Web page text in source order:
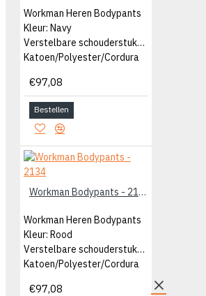
Workman Heren Bodypants
Kleur: Navy
Verstelbare schouderstukken
Katoen/Polyester/Cordura
€97,08
Bestellen
Workman Bodypants - 2134
Workman Heren Bodypants
Kleur: Rood
Verstelbare schouderstukken
Katoen/Polyester/Cordura
€97,08